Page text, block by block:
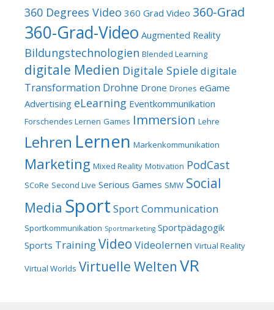
360 Degrees Video 360 Grad Video 360-Grad
360-Grad-Video Augmented Reality
Bildungstechnologien Blended Learning
digitale Medien Digitale Spiele digitale
Transformation Drohne Drone Drones eGame
Advertising eLearning Eventkommunikation
Forschendes Lernen Games Immersion Lehre
Lehren Lernen Markenkommunikation
Marketing Mixed Reality Motivation PodCast
SCoRe Second Live Serious Games SMW Social
Media Sport Sport Communication
Sportkommunikation Sportmarketing Sportpädagogik
Sports TrainingVideo Videolernen Virtual Reality
Virtual Worlds Virtuelle Welten VR